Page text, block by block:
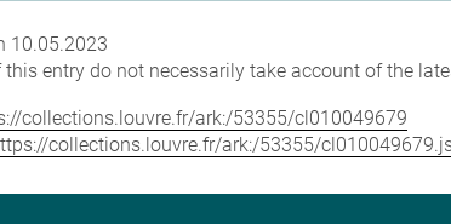
10.05.2023
entry do not necessarily take account of the
collections.louvre.fr/ark:/53355/cl010049679
collections.louvre.fr/ark:/53355/